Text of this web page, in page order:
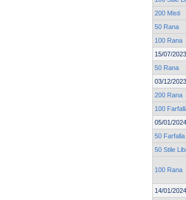
200 Misti
50 Rana
100 Rana
15/07/2023
50 Rana
03/12/2023
200 Rana
100
05/01/2024
50 Farfalla
50 Stile
100 Rana
14/01/2024